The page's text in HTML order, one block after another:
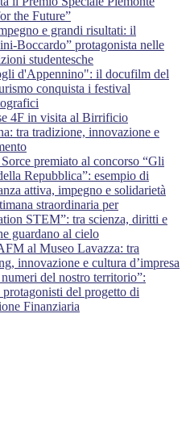
the Future”
e grandi risultati: il
Boccardo” protagonista nelle
studentesche
d'Appennino": il docufilm del
conquista i festival
4F in visita al Birrificio
tra tradizione, innovazione e
premiato al concorso “Gli
Repubblica”: esempio di
attiva, impegno e solidarietà
straordinaria per
STEM”: tra scienza, diritti e
guardano al cielo
al Museo Lavazza: tra
innovazione e cultura d’impresa
del nostro territorio”:
protagonisti del progetto di
Finanziaria